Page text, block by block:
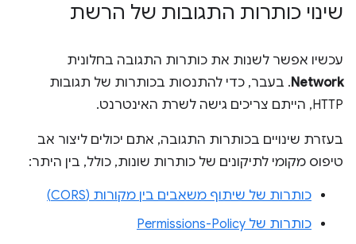
שינוי כותרות התגובות של הרשת
עכשיו אפשר לשנות את כותרות התגובה בחלונית
Network. בעבר, כדי להתנסות בכותרות של תגובות
HTTP, הייתם צריכים גישה לשרת האינטרנט.
בעזרת שינויים בכותרות התגובה, אתם יכולים ליצור אב
טיפוס מקומי לתיקונים של כותרות שונות, כולל, בין היתר:
כותרות של שיתוף משאבים בין מקורות (CORS)
כותרות של Permissions-Policy